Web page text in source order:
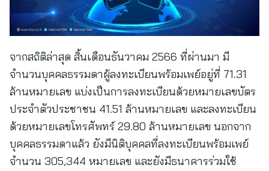
จากสถิติล่าสุด สิ้นเดือนธันวาคม 2566 ที่ผ่านมา มี
จำนวนบุคคลธรรมดาผู้ลงทะเบียนพร้อมเพย์อยู่ที่ 71.31
ล้านหมายเลข แบ่งเป็นการลงทะเบียนด้วยหมายเลขบัตร
ประจำตัวประชาชน 41.51 ล้านหมายเลข และลงทะเบียน
ด้วยหมายเลขโทรศัพทร์ 29.80 ล้านหมายเลข นอกจาก
บุคคลธรรมดาแล้ว ยังมีนิติบุคคลที่ลงทะเบียนพร้อมเพย์
จำนวน 305,344 หมายเลข และยังมีธนาคารร่วมใช้